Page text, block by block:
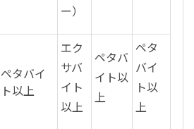
ー）
ペタバイ
ト以上
エク
サバ
イト
以上
ペタバ
イト以
上
ペタ
バイ
ト以
上